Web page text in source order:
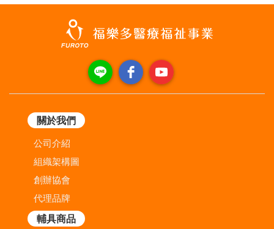
關於我們
公司介紹
組織架構圖
創辦協會
代理品牌
輔具商品